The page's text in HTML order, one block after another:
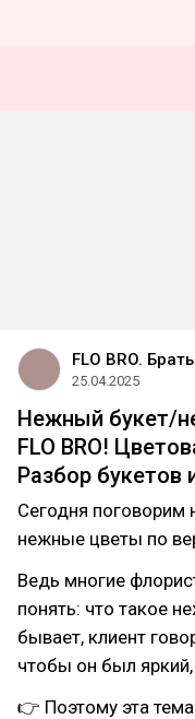
FLO BRO.
25.04.2025
Нежный букет/
FLO BRO!
Разбор букетов
Сегодня поговорим
нежные цветы по
Ведь многие
понять: что такое
бывает, клиент
чтобы он был
👉 Поэтому эта